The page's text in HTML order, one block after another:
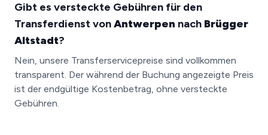
Gibt es versteckte Gebühren für den
Transferdienst vonAntwerpen nach Brügger
Altstadt?
Nein, unsere Transferservicepreise sind vollkommen
transparent. Der während der Buchung angezeigte Preis
ist der endgültige Kostenbetrag, ohne versteckte
Gebühren.